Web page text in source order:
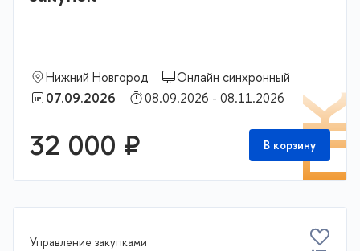
Нижний Новгород
Онлайн синхронный
07.09.2026
08.09.2026 - 08.11.2026
32 000 ₽ В корзину
Управление закупками